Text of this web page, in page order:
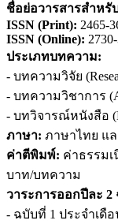
ชื่อย่อวารสารสำหรั
ISSN (Print): 2465-
ISSN (Online):
ประเภทบทความ:
- บทความวิจัย
- บทความวิชาการ
- บทวิจารณ์หนังสือ
ภาษา: ภาษาไทย แ
ค่าตีพิมพ์: ค่าธรรม
บาท/บทความ
วาระการออกปีละ 2
- ฉบับที่ 1 ประจำเดือ